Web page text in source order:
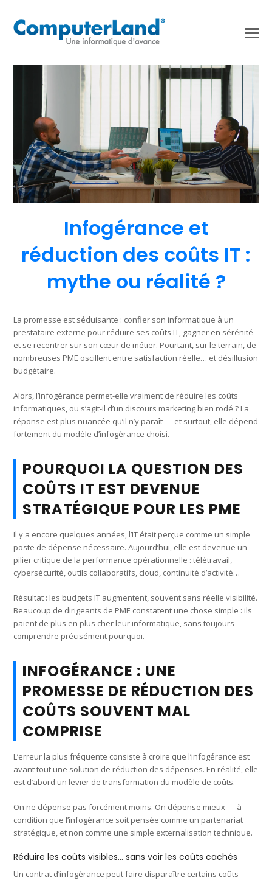
Infogérance et
réduction des coûts IT :
mythe ou réalité ?
La promesse est séduisante : confier son informatique à un
prestataire externe pour réduire ses coûts IT, gagner en sérénité
et se recentrer sur son cœur de métier. Pourtant, sur le terrain, de
nombreuses PME oscillent entre satisfaction réelle… et désillusion
budgétaire.
Alors, l’infogérance permet-elle vraiment de réduire les coûts
informatiques, ou s’agit-il d’un discours marketing bien rodé ? La
réponse est plus nuancée qu’il n’y paraît — et surtout, elle dépend
fortement du modèle d’infogérance choisi.
POURQUOI LA QUESTION DES
COÛTS IT EST DEVENUE
STRATÉGIQUE POUR LES PME
Il y a encore quelques années, l’IT était perçue comme un simple
poste de dépense nécessaire. Aujourd’hui, elle est devenue un
pilier critique de la performance opérationnelle : télétravail,
cybersécurité, outils collaboratifs, cloud, continuité d’activité…
Résultat : les budgets IT augmentent, souvent sans réelle visibilité.
Beaucoup de dirigeants de PME constatent une chose simple : ils
paient de plus en plus cher leur informatique, sans toujours
comprendre précisément pourquoi.
INFOGÉRANCE : UNE
PROMESSE DE RÉDUCTION DES
COÛTS SOUVENT MAL
COMPRISE
L’erreur la plus fréquente consiste à croire que l’infogérance est
avant tout une solution de réduction des dépenses. En réalité, elle
est d’abord un levier de transformation du modèle de coûts.
On ne dépense pas forcément moins. On dépense mieux — à
condition que l’infogérance soit pensée comme un partenariat
stratégique, et non comme une simple externalisation technique.
Réduire les coûts visibles… sans voir les coûts cachés
Un contrat d’infogérance peut faire disparaître certains coûts